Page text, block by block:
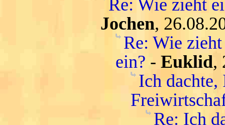
Re: Wie zieht
Jochen,
Re: Wie
ein? - Euklid,
Ich dachte,
Re: Ich